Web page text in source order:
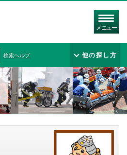
メニュー
検索ヘルプ 他の探し方